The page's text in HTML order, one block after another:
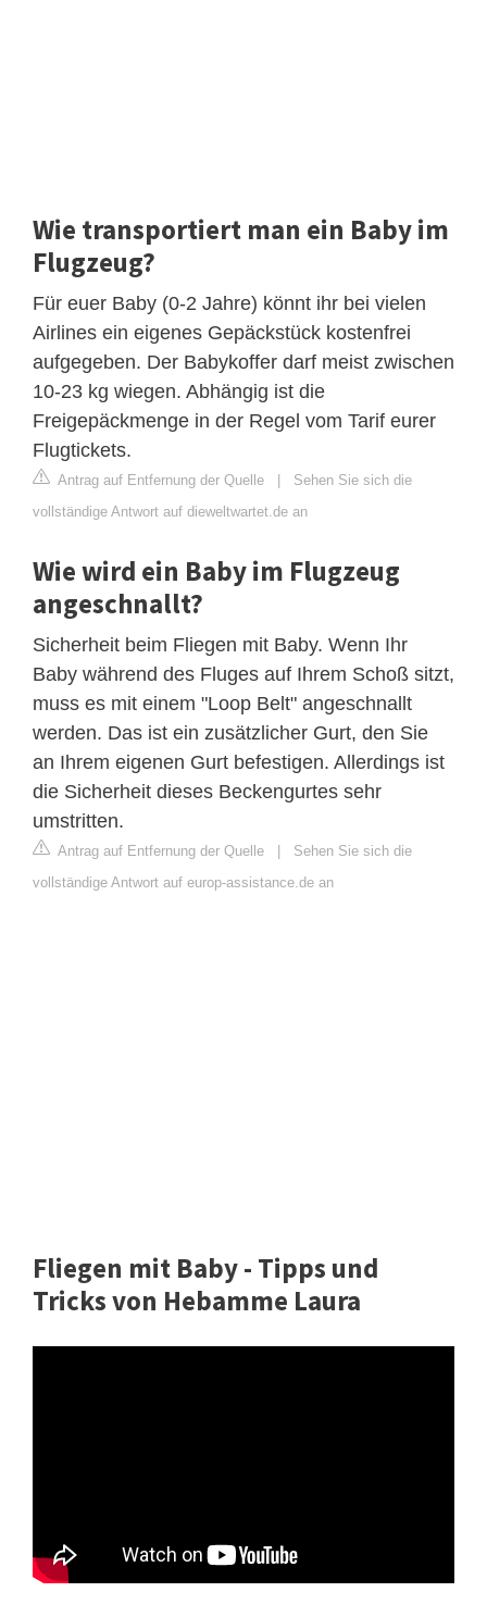
Wie transportiert man ein Baby im
Flugzeug?
Für euer Baby (0-2 Jahre) könnt ihr bei vielen
Airlines ein eigenes Gepäckstück kostenfrei
aufgegeben. Der Babykoffer darf meist zwischen
10-23 kg wiegen. Abhängig ist die
Freigepäckmenge in der Regel vom Tarif eurer
Flugtickets.
Antrag auf Entfernung der Quelle
Sehen Sie sich die
vollständige Antwort auf dieweltwartet.de an
Wie wird ein Baby im Flugzeug
angeschnallt?
Sicherheit beim Fliegen mit Baby. Wenn Ihr
Baby während des Fluges auf Ihrem Schoß sitzt,
muss es mit einem "Loop Belt" angeschnallt
werden. Das ist ein zusätzlicher Gurt, den Sie
an Ihrem eigenen Gurt befestigen. Allerdings ist
die Sicherheit dieses Beckengurtes sehr
umstritten.
Antrag auf Entfernung der Quelle
Sehen Sie sich die
vollständige Antwort auf europ-assistance.de an
Fliegen mit Baby - Tipps und
Tricks von Hebamme Laura